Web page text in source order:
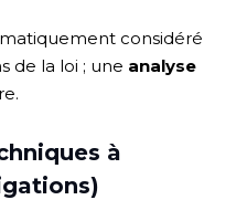
considéré
de la loi ; une analyse
à